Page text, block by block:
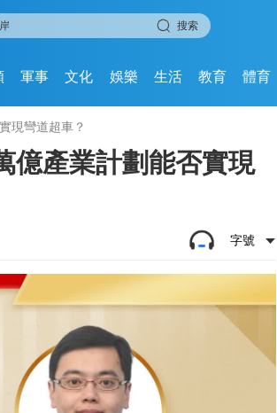
搜索
軍事 文化 娛樂 生活 教育 體育
現彎道超車？
產業計劃能否實現
字號